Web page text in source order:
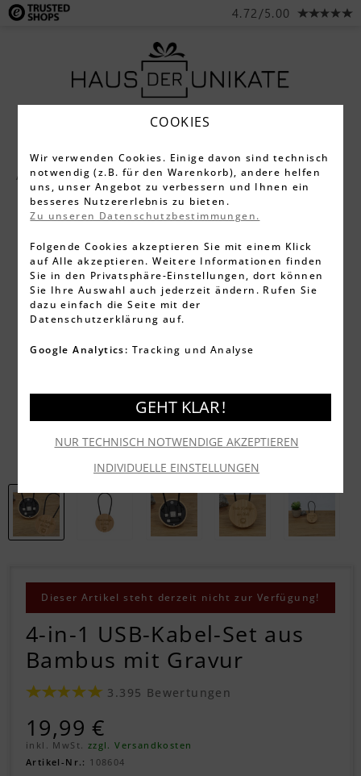
4.72/5.00
Alle Produkte Büroartikel
Dieser Artikel steht derzeit nicht zur Verfügung!
4-in-1 USB-Kabel-Set aus
Bambus mit Gravur
3.395 Bewertungen
19,99 €
inkl. MwSt. zzgl. Versandkosten
Artikel-Nr.: 108604
COOKIES
Wir verwenden Cookies. Einige davon sind technisch
notwendig (z.B. für den Warenkorb), andere helfen
uns, unser Angebot zu verbessern und Ihnen ein
besseres Nutzererlebnis zu bieten.
Zu unseren Datenschutzbestimmungen.
Folgende Cookies akzeptieren Sie mit einem Klick
auf Alle akzeptieren. Weitere Informationen finden
Sie in den Privatsphäre-Einstellungen, dort können
Sie Ihre Auswahl auch jederzeit ändern. Rufen Sie
dazu einfach die Seite mit der
Datenschutzerklärung auf.
Google Analytics: Tracking und Analyse
INDIVIDUELLE EINSTELLUNGEN
NUR TECHNISCH NOTWENDIGE AKZEPTIEREN
GEHT KLAR !